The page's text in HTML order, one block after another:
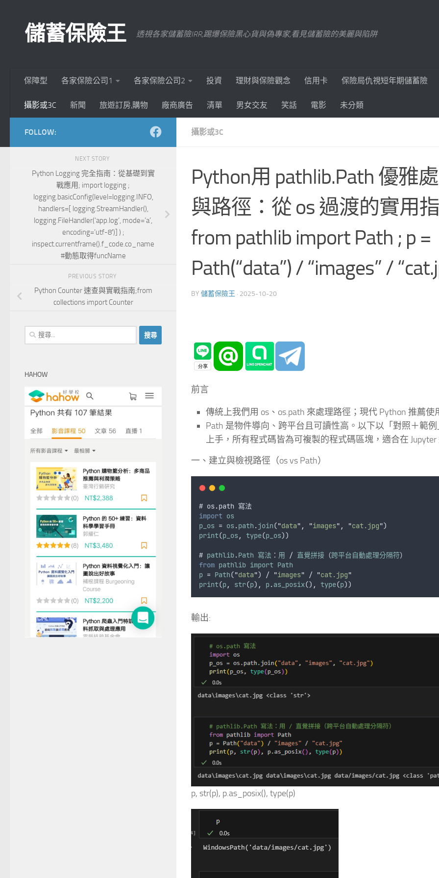
儲蓄保險王 透視各家儲蓄險IRR,踢爆保險黑心貨與偽專家,看見儲蓄險的美麗與陷阱
保障型 各家保險公司1 各家保險公司2 投資 理財與保險觀念 信用卡 保險局仇視短年期儲蓄險
攝影或3C 新聞 旅遊訂房,購物 廠商廣告 清單 男女交友 笑話 電影 未分類
攝影或3C
Python用 pathlib.Path 優雅
與路徑：從 os 過渡的實用
from pathlib import Path ; p =
Path(“data”) / “images” /
BY 儲蓄保險王 · 2025-10-20
前言
傳統上我們用 os、os.path 來處理路徑；現代 Python 推薦使
Path 是物件導向、跨平台且可讀性高。以下以「對照＋範
上手，所有程式碼皆為可複製的程式碼區塊，適合在 Jupyter
一、建立與檢視路徑（os vs Path）
# os.path 寫法
import os
p_os = os.path .join("data" , "images" , "cat.jpg")
print(p_os, type(p_os))
# pathlib.Path 寫法 ： 用 / 直覺拼接 （跨平台自動處理分隔符）
from pathlib import Path
p = Path("data") / "images" / "cat.jpg"
print(p, str(p) , p.as_posix() , type(p))
輸出:
p, str(p), p.as_posix(), type(p)
FOLLOW:
NEXT STORY
Python Logging 完全指南：從基礎到實
戰應用; import logging ;
logging.basicConfig(level=logging.INFO,
handlers=[ logging.StreamHandler(),
logging.FileHandler(‘app.log’, mode=’a’,
encoding=’utf-8′)] ) ;
inspect.currentframe().f_code.co_name
#動態取得funcName
PREVIOUS STORY
Python Counter 速查與實戰指南;from
collections import Counter
搜
尋
字:
HAHOW